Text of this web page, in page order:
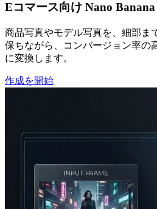
Eコマース向け Nano
商品写真やモデル写真を、細部ま
保ちながら、コンバージョン率の
に変換します。
作成を開始